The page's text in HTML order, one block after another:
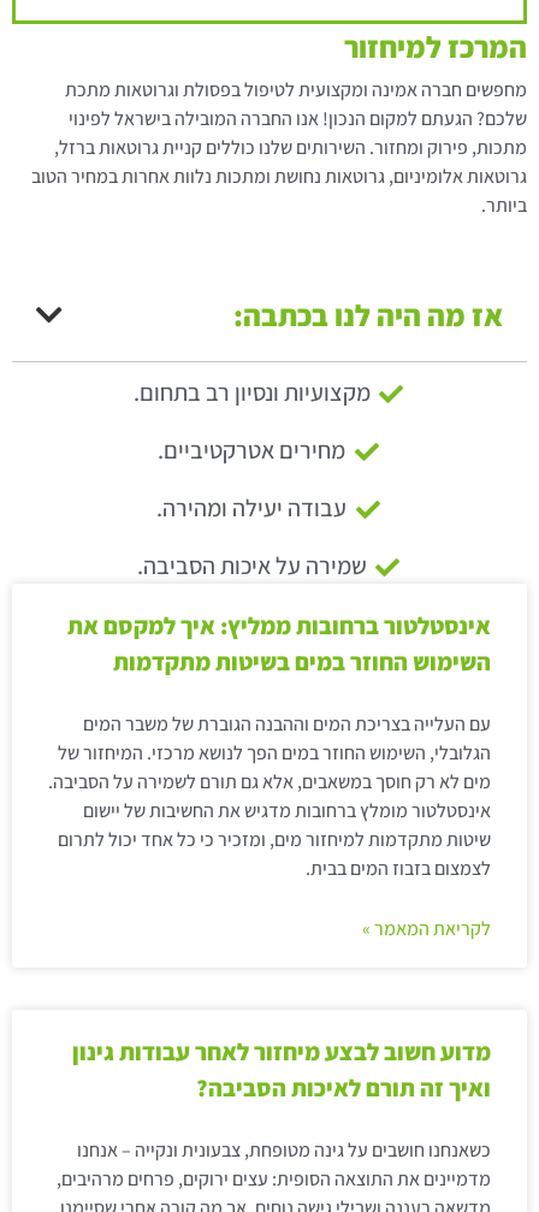
המרכז למיחזור
מחפשים חברה אמינה ומקצועית לטיפול בפסולת וגרוטאות מתכת
שלכם? הגעתם למקום הנכון! אנו החברה המובילה בישראל לפינוי
מתכות, פירוק ומחזור. השירותים שלנו כוללים קניית גרוטאות ברזל,
גרוטאות אלומיניום, גרוטאות נחושת ומתכות נלוות אחרות במחיר הטוב
ביותר.
אז מה היה לנו בכתבה:
מקצועיות ונסיון רב בתחום.
מחירים אטרקטיביים.
עבודה יעילה ומהירה.
שמירה על איכות הסביבה.
אינסטלטור ברחובות ממליץ: איך למקסם את
השימוש החוזר במים בשיטות מתקדמות
עם העלייה בצריכת המים וההבנה הגוברת של משבר המים
הגלובלי, השימוש החוזר במים הפך לנושא מרכזי. המיחזור של
מים לא רק חוסך במשאבים, אלא גם תורם לשמירה על הסביבה.
אינסטלטור מומלץ ברחובות מדגיש את החשיבות של יישום
שיטות מתקדמות למיחזור מים, ומזכיר כי כל אחד יכול לתרום
לצמצום בזבוז המים בבית.
לקריאת המאמר »
מדוע חשוב לבצע מיחזור לאחר עבודות גינון
ואיך זה תורם לאיכות הסביבה?
כשאנחנו חושבים על גינה מטופחת, צבעונית ונקייה – אנחנו
מדמיינים את התוצאה הסופית: עצים ירוקים, פרחים מרהיבים,